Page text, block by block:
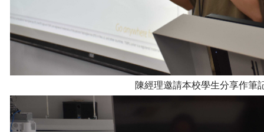
陳經理邀請本校學生分享作筆